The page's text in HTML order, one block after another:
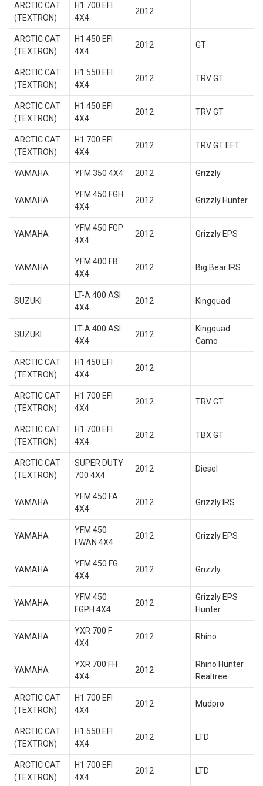
ARCTIC CAT
(TEXTRON)
H1 700 EFI
4X4
2012
ARCTIC CAT
(TEXTRON)
H1 450 EFI
4X4
2012 GT
ARCTIC CAT
(TEXTRON)
H1 550 EFI
4X4
2012 TRV GT
ARCTIC CAT
(TEXTRON)
H1 450 EFI
4X4
2012 TRV GT
ARCTIC CAT
(TEXTRON)
H1 700 EFI
4X4
2012 TRV GT EFT
YAMAHA YFM 350 4X4 2012 Grizzly
YAMAHA
YFM 450 FGH
4X4
2012 Grizzly Hunter
YAMAHA
YFM 450 FGP
4X4
2012 Grizzly EPS
YAMAHA
YFM 400 FB
4X4
2012 Big Bear IRS
SUZUKI
LT-A 400 ASI
4X4
2012 Kingquad
SUZUKI
LT-A 400 ASI
4X4
2012
Kingquad
Camo
ARCTIC CAT
(TEXTRON)
H1 450 EFI
4X4
2012
ARCTIC CAT
(TEXTRON)
H1 700 EFI
4X4
2012 TRV GT
ARCTIC CAT
(TEXTRON)
H1 700 EFI
4X4
2012 TBX GT
ARCTIC CAT
(TEXTRON)
SUPER DUTY
700 4X4
2012 Diesel
YAMAHA
YFM 450 FA
4X4
2012 Grizzly IRS
YAMAHA
YFM 450
FWAN 4X4
2012 Grizzly EPS
YAMAHA
YFM 450 FG
4X4
2012 Grizzly
YAMAHA
YFM 450
FGPH 4X4
2012
Grizzly EPS
Hunter
YAMAHA
YXR 700 F
4X4
2012 Rhino
YAMAHA
YXR 700 FH
4X4
2012
Rhino Hunter
Realtree
ARCTIC CAT
(TEXTRON)
H1 700 EFI
4X4
2012 Mudpro
ARCTIC CAT
(TEXTRON)
H1 550 EFI
4X4
2012 LTD
ARCTIC CAT
(TEXTRON)
H1 700 EFI
4X4
2012 LTD